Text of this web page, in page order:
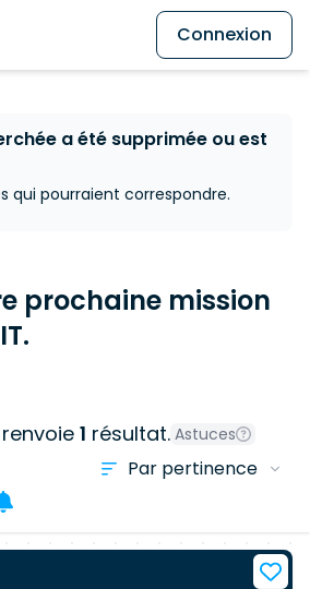
Connexion
a été supprimée ou est
qui pourraient correspondre.
prochaine mission
1 résultat. Astuces